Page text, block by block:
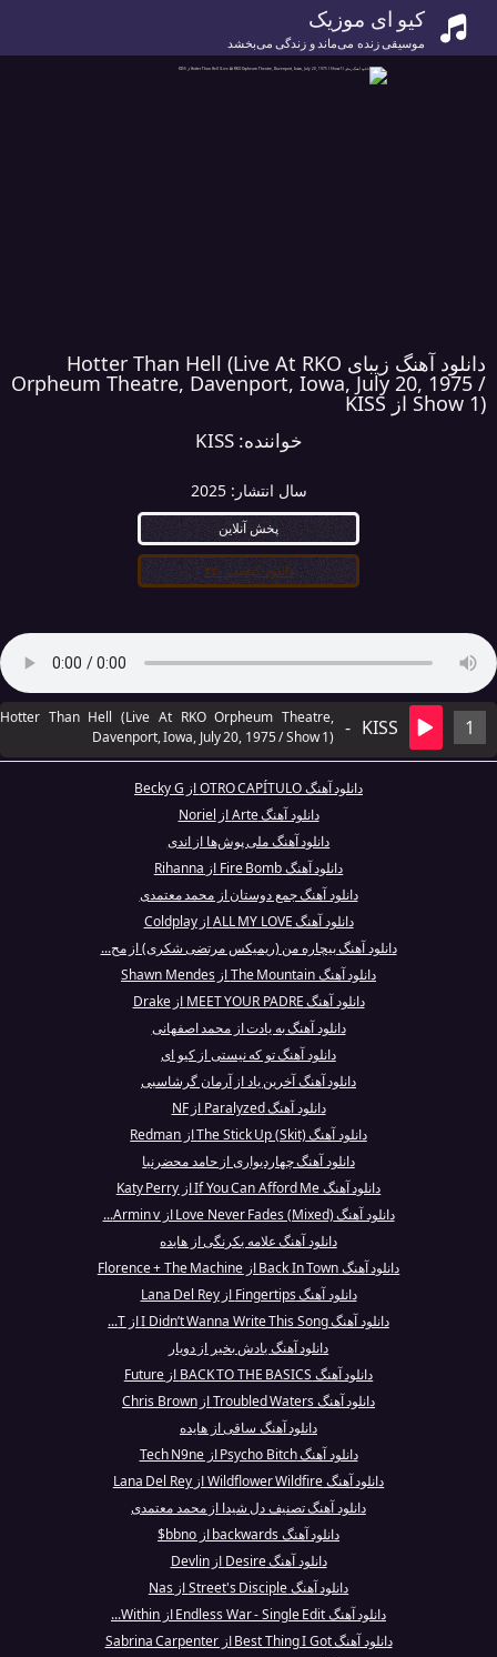
کیو ای موزیک
موسیقی زنده می‌ماند و زندگی می‌بخشد
دانلود آهنگ زیبای Hotter Than Hell (Live At RKO
Orpheum Theatre, Davenport, Iowa, July 20, 1975 /
Show 1) از KISS
خواننده:KISS
سال انتشار:2025
پخش آنلاین
دانلود کیفیت ۳۲۰
1
KISS
-
Hotter Than Hell (Live At RKO Orpheum Theatre,
Davenport, Iowa, July 20, 1975 / Show 1)
دانلود آهنگ OTRO CAPÍTULO از Becky G
دانلود آهنگ Arte از Noriel
دانلود آهنگ ملی پوش‌ها از اندی
دانلود آهنگ Fire Bomb از Rihanna
دانلود آهنگ جمع دوستان از محمد معتمدی
دانلود آهنگ ALL MY LOVE از Coldplay
دانلود آهنگ بیچاره من (ریمیکس مرتضی شکری) از مح...
دانلود آهنگ The Mountain از Shawn Mendes
دانلود آهنگ MEET YOUR PADRE از Drake
دانلود آهنگ به یادت از محمد اصفهانی
دانلود آهنگ تو که نیستی از کیو ای
دانلود آهنگ آخرین یاد از آرمان گرشاسبی
دانلود آهنگ Paralyzed از NF
دانلود آهنگ The Stick Up (Skit) از Redman
دانلود آهنگ چهاردیواری از حامد محضرنیا
دانلود آهنگ If You Can Afford Me از Katy Perry
دانلود آهنگ Love Never Fades (Mixed) از Armin v...
دانلود آهنگ علامه یکرنگی از هایده
دانلود آهنگ Back In Town از Florence + The Machine
دانلود آهنگ Fingertips از Lana Del Rey
دانلود آهنگ I Didn’t Wanna Write This Song از T...
دانلود آهنگ یادش بخیر از دویار
دانلود آهنگ BACK TO THE BASICS از Future
دانلود آهنگ Troubled Waters از Chris Brown
دانلود آهنگ ساقی از هایده
دانلود آهنگ Psycho Bitch از Tech N9ne
دانلود آهنگ Wildflower Wildfire از Lana Del Rey
دانلود آهنگ تصنیف دل شیدا از محمد معتمدی
دانلود آهنگ backwards از bbno$
دانلود آهنگ Desire از Devlin
دانلود آهنگ Street's Disciple از Nas
دانلود آهنگ Endless War - Single Edit از Within...
دانلود آهنگ Best Thing I Got از Sabrina Carpenter